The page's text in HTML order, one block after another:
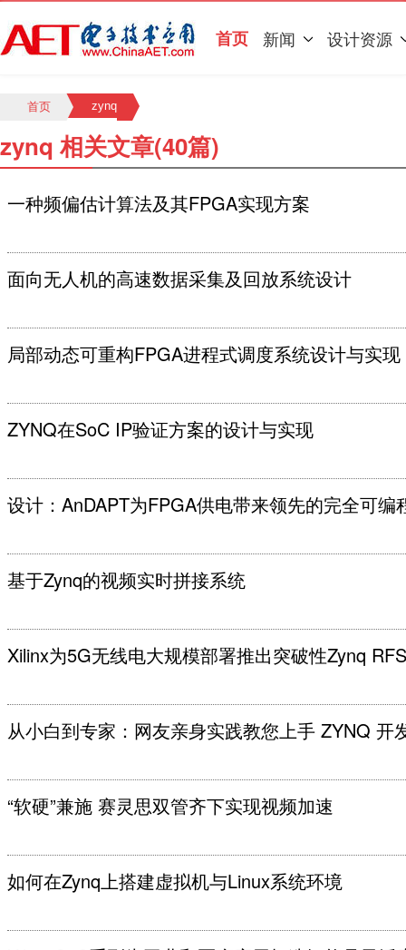
首页 新闻 设计资源
首页 zynq
zynq 相关文章(40篇)
一种频偏估计算法及其FPGA实现方案
面向无人机的高速数据采集及回放系统设计
局部动态可重构FPGA进程式调度系统设计与实现
ZYNQ在SoC IP验证方案的设计与实现
设计：AnDAPT为FPGA供电带来领先的完全可编
基于Zynq的视频实时拼接系统
Xilinx为5G无线电大规模部署推出突破性Zynq
从小白到专家：网友亲身实践教您上手 ZYNQ 开
“软硬”兼施 赛灵思双管齐下实现视频加速
如何在Zynq上搭建虚拟机与Linux系统环境